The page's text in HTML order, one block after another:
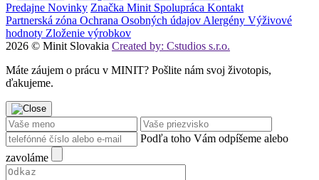
Predajne Novinky Značka Minit Spolupráca Kontakt
Partnerská zóna Ochrana Osobných údajov Alergény Výživové
hodnoty Zloženie výrobkov
2026 © Minit Slovakia Created by: Cstudios s.r.o.
Máte záujem o prácu v MINIT? Pošlite nám svoj životopis,
ďakujeme.
Podľa toho Vám odpíšeme alebo
zavoláme